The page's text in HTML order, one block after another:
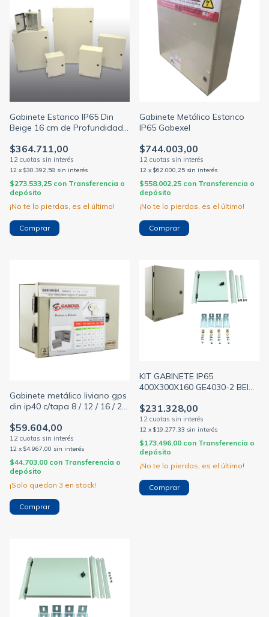
Gabinete Estanco IP65 Din
Beige 16 cm de Profundidad
$364.711,00
12 x $30.392,58 sin interés
$273.533,25 con Transferencia o
depósito
¡No te lo pierdas, es el último!
Comprar
Gabinete Metálico Estanco
IP65 Gabexel
$744.003,00
12 x $62.000,25 sin interés
$558.002,25 con Transferencia o
depósito
¡No te lo pierdas, es el último!
Comprar
Gabinete metálico liviano gps
din ip40 c/tapa 8 / 12 / 16 / 24
$59.604,00
12 x $4.967,00 sin interés
$44.703,00 con Transferencia o
depósito
¡Solo quedan 3 en stock!
Comprar
KIT GABINETE IP65
400X300X160 GE4030-2 BEIGE
HERRAJES H16 (GABEXEL)
$231.328,00
12 x $19.277,33 sin interés
$173.496,00 con Transferencia o
depósito
¡No te lo pierdas, es el último!